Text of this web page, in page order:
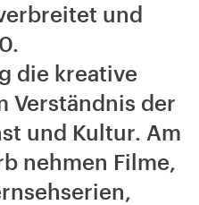
und
die kreative
Verständnis der
und Kultur. Am
nehmen Filme,